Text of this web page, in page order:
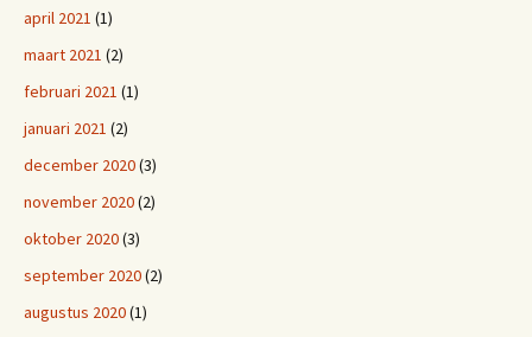
april 2021 (1)
maart 2021 (2)
februari 2021 (1)
januari 2021 (2)
december 2020(3)
november 2020(2)
oktober 2020(3)
september 2020(2)
augustus 2020(1)